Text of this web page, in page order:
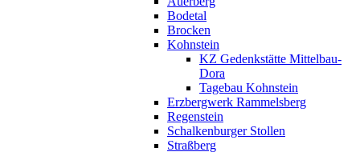
Bodetal
Brocken
Kohnstein
KZ Gedenkstätte Mittelbau-
Dora
Tagebau Kohnstein
Erzbergwerk Rammelsberg
Regenstein
Schalkenburger Stollen
Straßberg